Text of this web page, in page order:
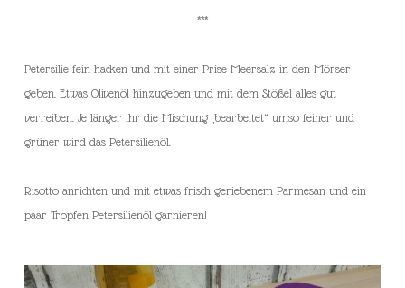
***
Petersilie fein hacken und mit einer Prise Meersalz in den Mörser
geben. Etwas Olivenöl hinzugeben und mit dem Stößel alles gut
verreiben. Je länger ihr die Mischung „bearbeitet“ umso feiner und
grüner wird das Petersilienöl.
Risotto anrichten und mit etwas frisch geriebenem Parmesan und ein
paar Tropfen Petersilienöl garnieren!